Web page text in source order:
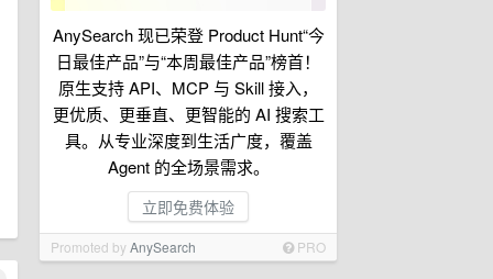
AnySearch 现已荣登 Product Hunt“今
日最佳产品”与“本周最佳产品”榜首！
原生支持 API、MCP 与 Skill 接入，
更优质、更垂直、更智能的 AI 搜索工
具。从专业深度到生活广度，覆盖
Agent 的全场景需求。
立即免费体验
Promoted byAnySearch PRO